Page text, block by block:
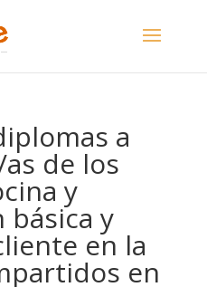
a
de los
y
básica y
en la
en